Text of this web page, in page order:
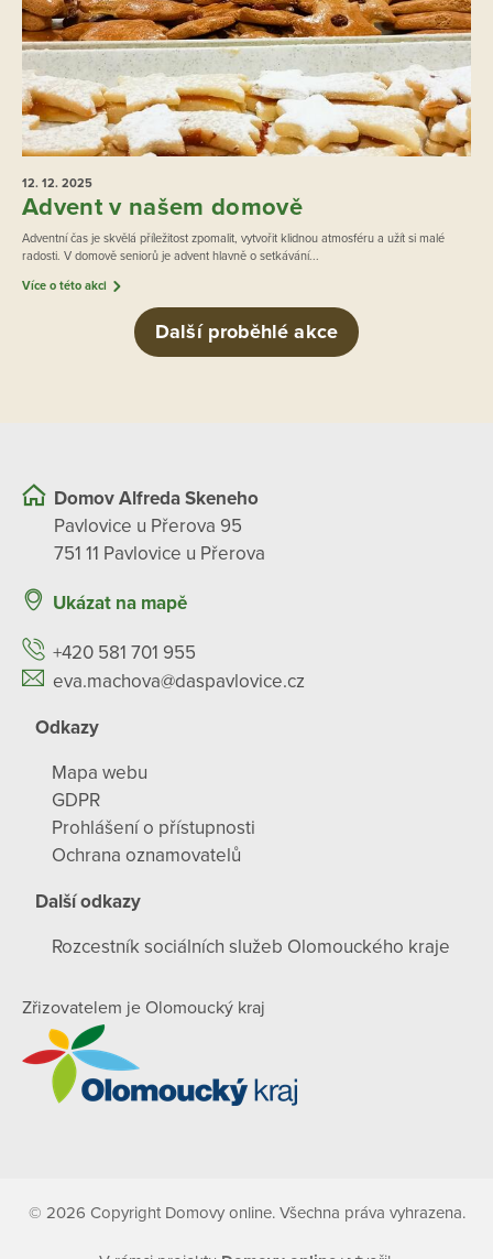
12. 12. 2025
Advent v našem domově
Adventní čas je skvělá příležitost zpomalit, vytvořit klidnou atmosféru a užít si malé
radosti. V domově seniorů je advent hlavně o setkávání...
Více o této akci
Další proběhlé akce
Domov Alfreda Skeneho
Pavlovice u Přerova 95
751 11 Pavlovice u Přerova
Ukázat na mapě
+420 581 701 955
eva.machova@daspavlovice.cz
Odkazy
Mapa webu
GDPR
Prohlášení o přístupnosti
Ochrana oznamovatelů
Další odkazy
Rozcestník sociálních služeb Olomouckého kraje
Zřizovatelem je Olomoucký kraj
© 2026 Copyright Domovy online. Všechna práva vyhrazena.